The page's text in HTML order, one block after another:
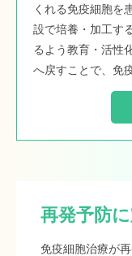
くれる免疫細胞を
設で培養・加工す
るよう教育・活性
へ戻すことで、免
再発予防
免疫細胞治療が